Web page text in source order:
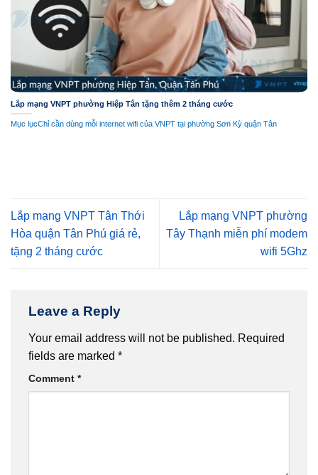
Lắp mạng VNPT phường Hiệp Tân tặng thêm 2 tháng cước
Mục lụcChỉ cần dùng mỗi internet wifi của VNPT tại phường Sơn Kỳ quận Tân
Lắp mạng VNPT Tân Thới
Hòa quận Tân Phú giá rẻ,
tặng 2 tháng cước
Lắp mạng VNPT phường
Tây Thạnh miễn phí modem
wifi 5Ghz
Leave a Reply
Your email address will not be published. Required
fields are marked *
Comment *